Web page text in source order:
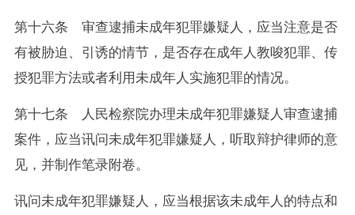
第十六条 审查逮捕未成年犯罪嫌疑人，应当注意是否
有被胁迫、引诱的情节，是否存在成年人教唆犯罪、传
授犯罪方法或者利用未成年人实施犯罪的情况。
第十七条 人民检察院办理未成年犯罪嫌疑人审查逮捕
案件，应当讯问未成年犯罪嫌疑人，听取辩护律师的意
见，并制作笔录附卷。
讯问未成年犯罪嫌疑人，应当根据该未成年人的特点和